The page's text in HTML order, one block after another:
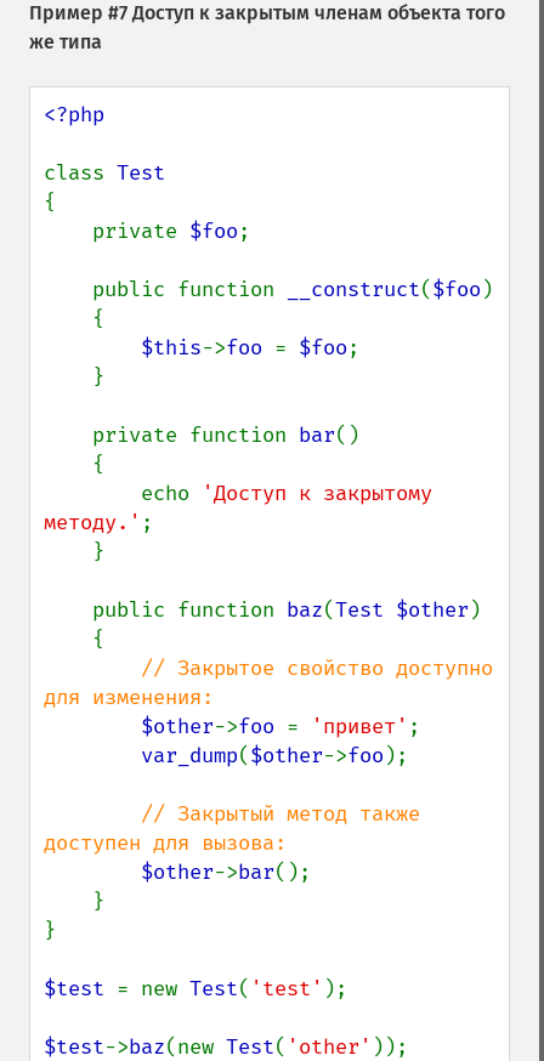
Пример #7 Доступ к закрытым членам объекта того
же типа
<?php
class
{
    private
$foo;
    public function
__construct($foo )
$this->foo = $foo;
    private function
bar()
        echo
'Доступ к закрытому
методу.' ;
    public function
baz(Test $other )
// Закрытое свойство доступно
для изменения:
$other->foo = 'привет' ;
var_dump($other->foo );
// Закрытый метод также
доступен для вызова:
$other->bar();
}
$test = new Test( 'test' );
$test->baz(new Test( 'other' ));